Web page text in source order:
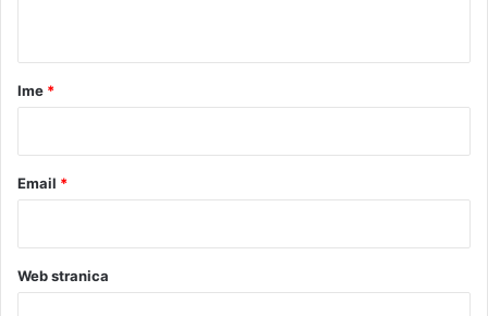
rIme *
Email *
Web stranica